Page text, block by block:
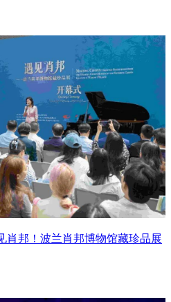
肖邦！波兰肖邦博物馆藏珍品展